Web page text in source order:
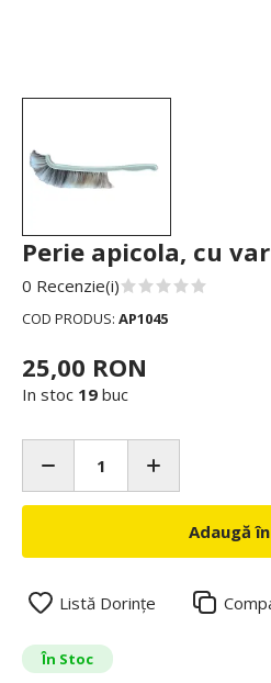
Perie apicola, cu
0 Recenzie(i)
COD PRODUS: AP1045
25,00 RON
In stoc 19 buc
Adaugă
Listă Dorințe
În Stoc